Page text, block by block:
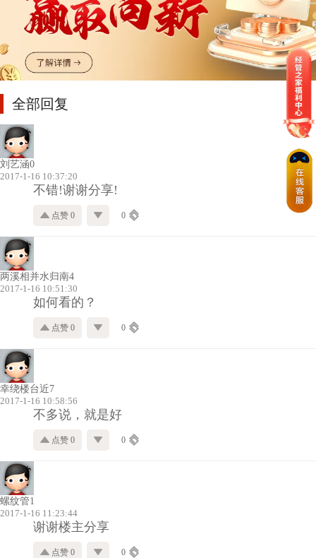
全部回复
刘艺涵0
2017-1-16 10:37:20
不错!谢谢分享!
点赞 0 0
两溪相并水归南4
2017-1-16 10:51:30
如何看的？
点赞 0 0
幸绕楼台近7
2017-1-16 10:58:56
不多说，就是好
点赞 0 0
螺纹管1
2017-1-16 11:23:44
谢谢楼主分享
点赞 0 0